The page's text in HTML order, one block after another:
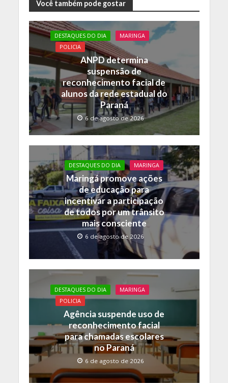
e
b
o
o
k
itt
er
at
s
A
p
p
p
y
Li
n
k
Você também pode gostar
DESTAQUES DO DIA
MARINGA
POLICIA
ANPD determina
suspensão de
reconhecimento facial de
alunos da rede estadual do
Paraná
6 de agosto de 2026
DESTAQUES DO DIA MARINGA
Maringá promove ações
de educação para
incentivar a participação
de todos por um trânsito
mais consciente
6 de agosto de 2026
DESTAQUES DO DIA
MARINGA
POLICIA
Agência suspende uso de
reconhecimento facial
para chamadas escolares
no Paraná
6 de agosto de 2026